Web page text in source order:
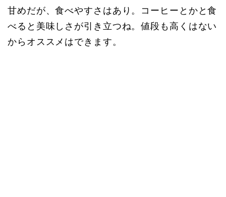
甘めだが、食べやすさはあり。コーヒーとかと食
べると美味しさが引き立つね。値段も高くはない
からオススメはできます。